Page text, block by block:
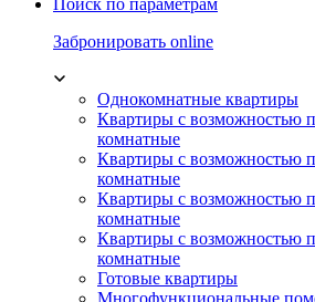
Забронировать online
Однокомнатные квартиры
Квартиры с возможностью
комнатные
Квартиры с возможностью
комнатные
Квартиры с возможностью
комнатные
Квартиры с возможностью
комнатные
Готовые квартиры
Многофункциональные